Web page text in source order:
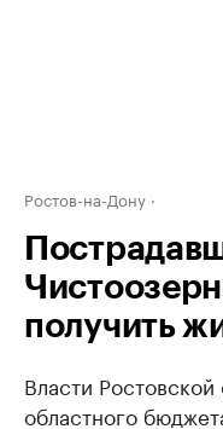
Ростов-на-Дону
получить
Власти
областного